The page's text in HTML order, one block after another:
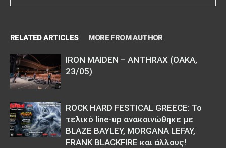
RELATED ARTICLES MORE FROM AUTHOR
IRON MAIDEN – ANTHRAX (ΟΑΚΑ,
23/05)
ROCK HARD FESTICAL GREECE: Το
τελικό line-up ανακοινώθηκε με
BLAZE BAYLEY, MORGANA LEFAY,
FRANK BLACKFIRE και άλλους!